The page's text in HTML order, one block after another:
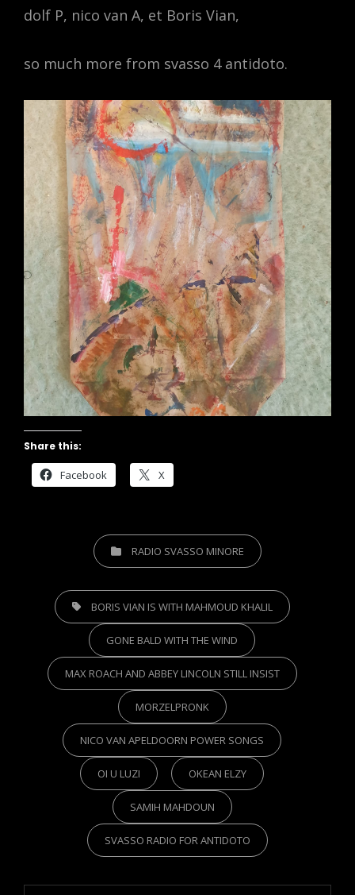
dolf P, nico van A, et Boris Vian,
so much more from svasso 4 antidoto.
Share this:
Facebook X
CATEGORIESRADIO SVASSO MINORE
TAGS, BORIS VIAN IS WITH MAHMOUD KHALIL
GONE BALD WITH THE WIND
MAX ROACH AND ABBEY LINCOLN STILL INSIST
MORZELPRONK
NICO VAN APELDOORN POWER SONGS
OI U LUZI OKEAN ELZY
SAMIH MAHDOUN
SVASSO RADIO FOR ANTIDOTO